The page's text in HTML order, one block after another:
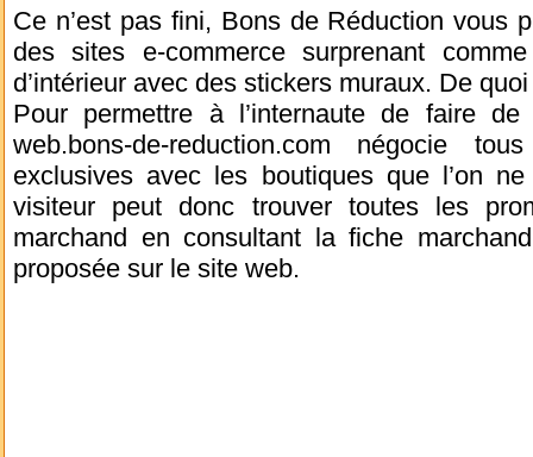
Ce n’est pas fini, Bons de Réduction vous
des sites e-commerce surprenant
d’intérieur avec des stickers muraux. De
Pour permettre à l’internaute de faire
web.bons-de-reduction.com négocie
exclusives avec les boutiques que l’on
visiteur peut donc trouver toutes les
marchand en consultant la fiche
proposée sur le site web.